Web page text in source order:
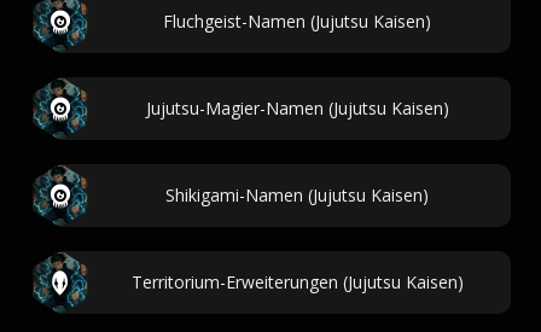
Fluchgeist-Namen (Jujutsu Kaisen)
Jujutsu-Magier-Namen (Jujutsu Kaisen)
Shikigami-Namen (Jujutsu Kaisen)
Territorium-Erweiterungen (Jujutsu Kaisen)